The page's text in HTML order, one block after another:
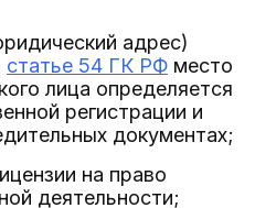
адрес)
статье 54 ГК РФ место
лица определяется
регистрации и
документах;
на право
деятельности;